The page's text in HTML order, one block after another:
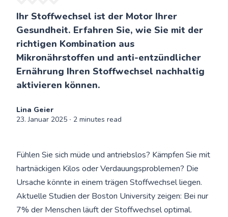
Ihr Stoffwechsel ist der Motor Ihrer
Gesundheit. Erfahren Sie, wie Sie mit der
richtigen Kombination aus
Mikronährstoffen und anti-entzündlicher
Ernährung Ihren Stoffwechsel nachhaltig
aktivieren können.
Lina Geier
23. Januar 2025 ∙ 2 minutes read
Fühlen Sie sich müde und antriebslos? Kämpfen Sie mit
hartnäckigen Kilos oder Verdauungsproblemen? Die
Ursache könnte in einem trägen Stoffwechsel liegen.
Aktuelle Studien der Boston University zeigen: Bei nur
7% der Menschen läuft der Stoffwechsel optimal.